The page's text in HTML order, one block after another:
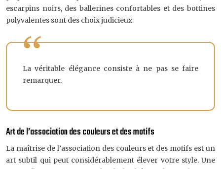
escarpins noirs, des ballerines confortables et des bottines
polyvalentes sont des choix judicieux.
La véritable élégance consiste à ne pas se faire
remarquer.
Art de l’association des couleurs et des motifs
La maîtrise de l’association des couleurs et des motifs est un
art subtil qui peut considérablement élever votre style. Une